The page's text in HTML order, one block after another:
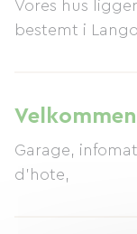
Vores hus
bestemt i
Vendée har et
også kun en
forlystelsespark
Garage,
d'hote,